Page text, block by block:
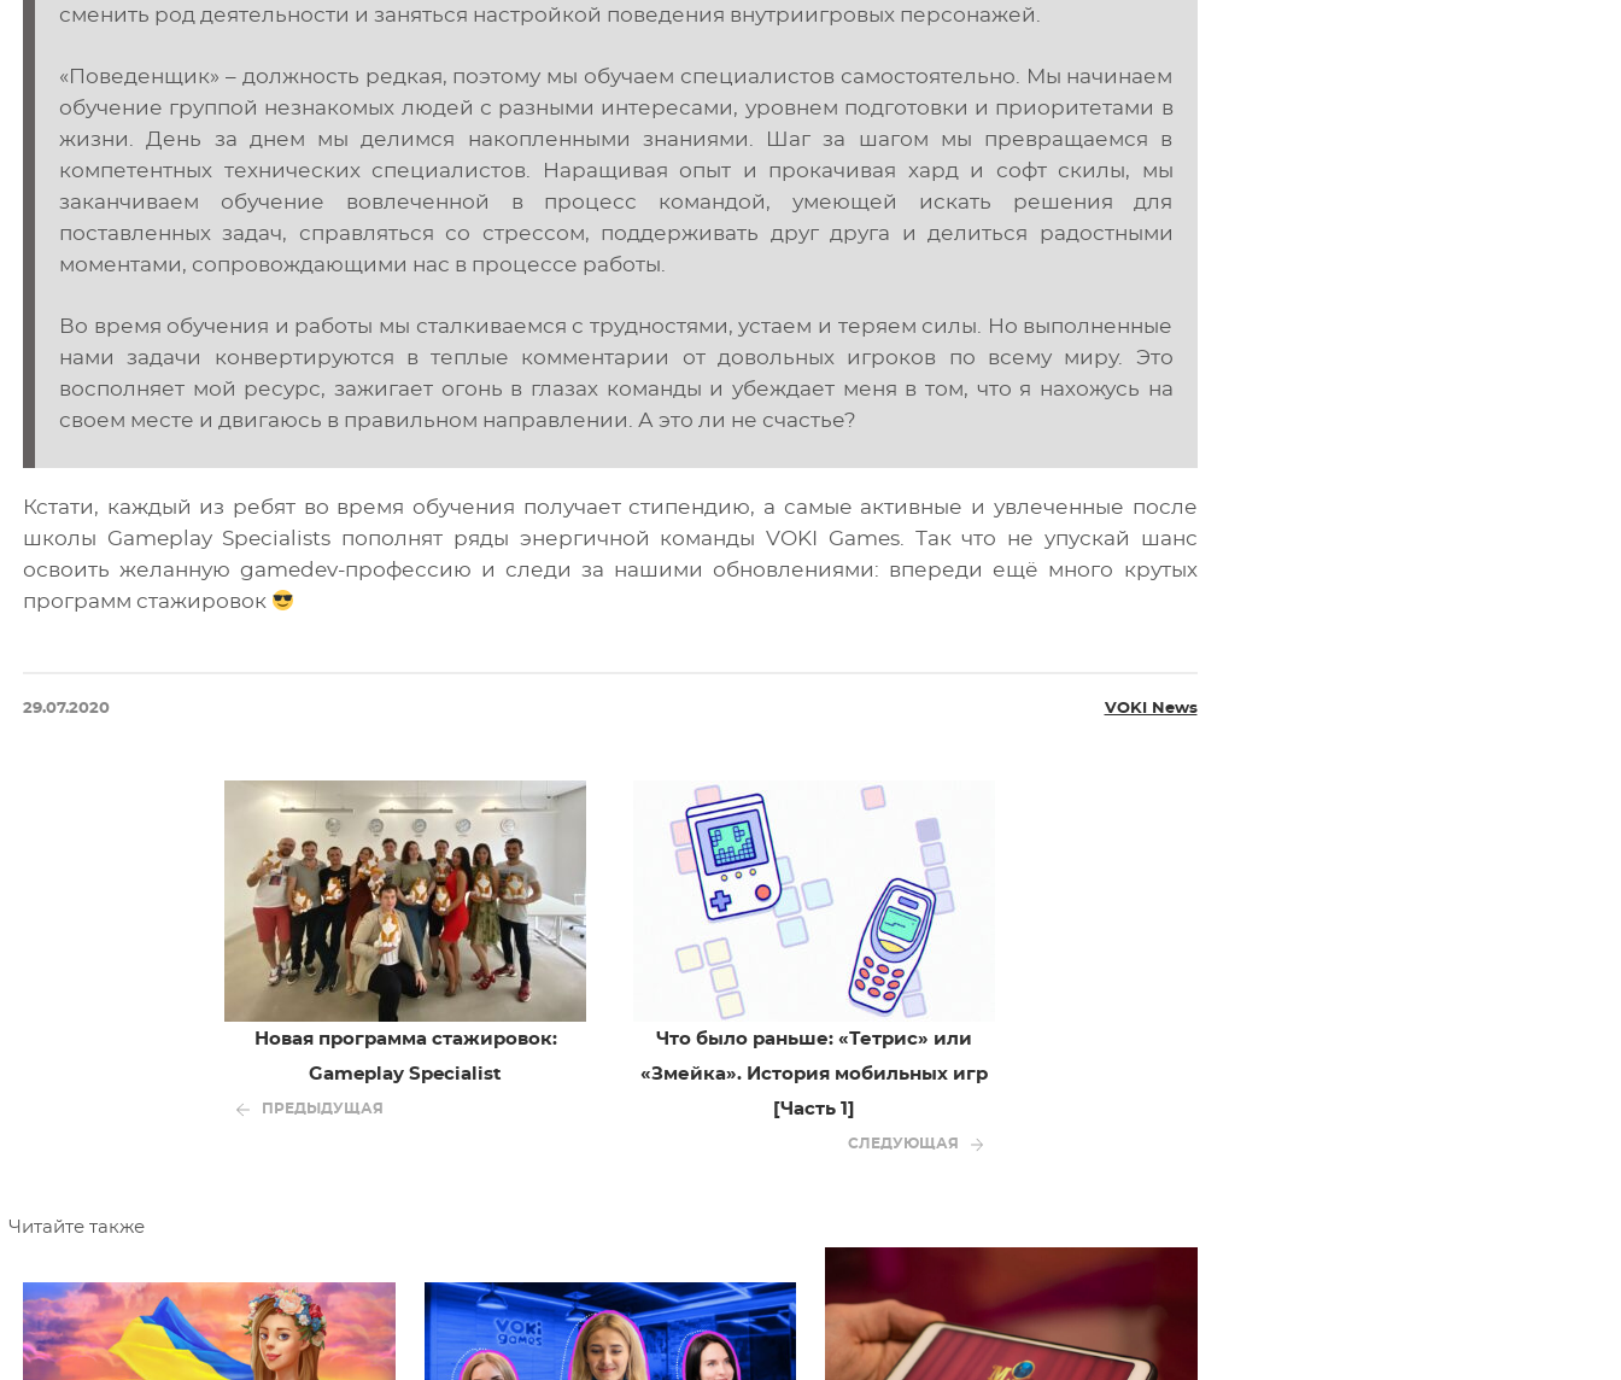
сменить род деятельности и заняться настройкой поведения внутриигровых персонажей.
«Поведенщик» – должность редкая, поэтому мы обучаем специалистов самостоятельно. Мы начинаем
обучение группой незнакомых людей с разными интересами, уровнем подготовки и приоритетами в
жизни. День за днем мы делимся накопленными знаниями. Шаг за шагом мы превращаемся в
компетентных технических специалистов. Наращивая опыт и прокачивая хард и софт скилы, мы
заканчиваем обучение вовлеченной в процесс командой, умеющей искать решения для
поставленных задач, справляться со стрессом, поддерживать друг друга и делиться радостными
моментами, сопровождающими нас в процессе работы.
Во время обучения и работы мы сталкиваемся с трудностями, устаем и теряем силы. Но выполненные
нами задачи конвертируются в теплые комментарии от довольных игроков по всему миру. Это
восполняет мой ресурс, зажигает огонь в глазах команды и убеждает меня в том, что я нахожусь на
своем месте и двигаюсь в правильном направлении. А это ли не счастье?
Кстати, каждый из ребят во время обучения получает стипендию, а самые активные и увлеченные после
школы Gameplay Specialists пополнят ряды энергичной команды VOKI Games. Так что не упускай шанс
освоить желанную gamedev-профессию и следи за нашими обновлениями: впереди ещё много крутых
программ стажировок
29.07.2020 VOKI News
Новая программа стажировок:
Gameplay Specialist
ПРЕДЫДУЩАЯ
Что было раньше: «Тетрис» или
«Змейка». История мобильных игр
[Часть 1]
СЛЕДУЮЩАЯ
Читайте также